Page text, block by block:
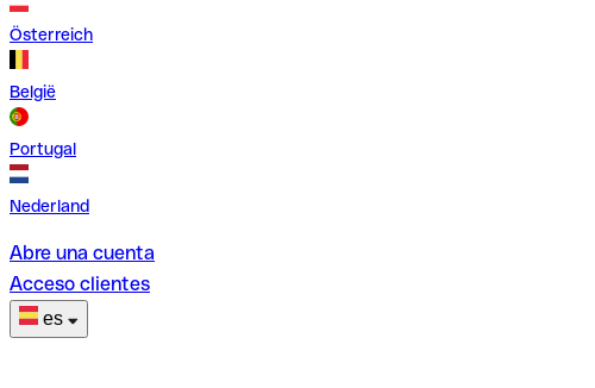
Österreich
België
Portugal
Nederland
Abre una cuenta
Acceso clientes
es